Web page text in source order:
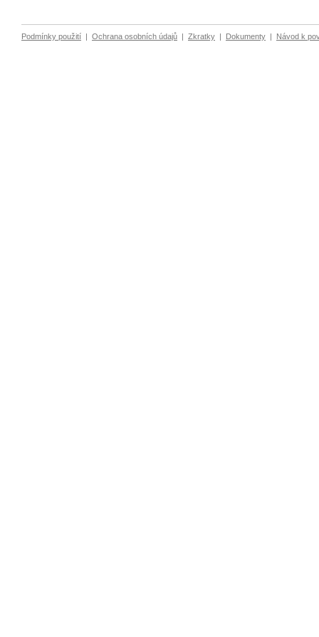
Podmínky použití | Ochrana osobních údajů | Zkratky | Dokumenty | Návod k